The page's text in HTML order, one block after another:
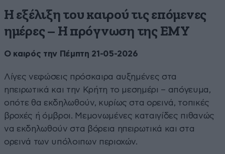
Η εξέλιξη του καιρού τις επόμενες
ημέρες – Η πρόγνωση της ΕΜΥ
Ο καιρός την Πέμπτη 21-05-2026
Λίγες νεφώσεις πρόσκαιρα αυξημένες στα
ηπειρωτικά και την Κρήτη το μεσημέρι – απόγευμα,
οπότε θα εκδηλωθούν, κυρίως στα ορεινά, τοπικές
βροχές ή όμβροι. Μεμονωμένες καταιγίδες πιθανώς
να εκδηλωθούν στα βόρεια ηπειρωτικά και στα
ορεινά των υπόλοιπων περιοχών.